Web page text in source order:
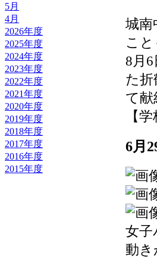
5月
4月
2026年度
2025年度
2024年度
2023年度
2022年度
2021年度
2020年度
2019年度
2018年度
2017年度
2016年度
2015年度
城南
こと
8月
た折
て献
【
6月
女子
動き